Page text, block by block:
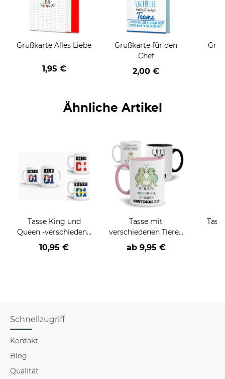
Grußkarte Alles Liebe
1,95 €
Grußkarte für den
Chef
2,00 €
Ähnliche Artikel
Tasse King und
Queen -verschiedene
Länder-
10,95 €
Tasse mit
verschiedenen Tieren
und Sprüchen
ab 9,95 €
Schnellzugriff
Kontakt
Blog
Qualität